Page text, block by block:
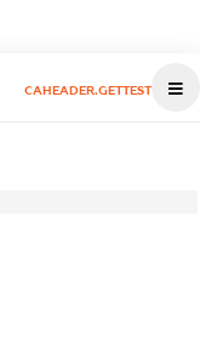
CAHEADER.GETTEST